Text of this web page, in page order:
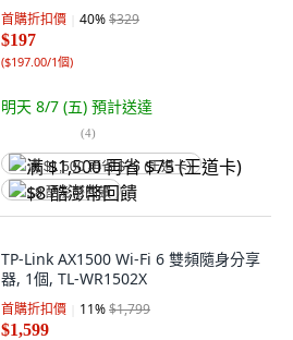
首購折扣價 40%$329
$197
($197.00/1個)
明天 8/7 (五) 預計送達
(4)
满 $1,500 再省 $75 (王道卡)
$8 酷澎幣回饋
TP-Link AX1500 Wi-Fi 6 雙頻隨身分享
器, 1個, TL-WR1502X
首購折扣價 11%$1,799
$1,599